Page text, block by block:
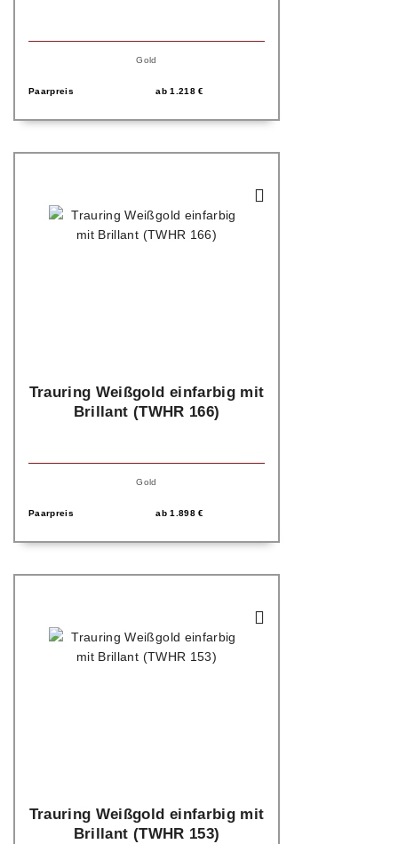
Gold
Paarpreis ab1.218€
Trauring Weißgold einfarbig mit
Brillant (TWHR 166)
Gold
Paarpreis ab1.898€
Trauring Weißgold einfarbig mit
Brillant (TWHR 153)